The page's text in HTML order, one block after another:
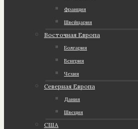
Франция
Швейцария
Восточная Европа
Болгария
Венгрия
Чехия
Северная Европа
Дания
Швеция
США